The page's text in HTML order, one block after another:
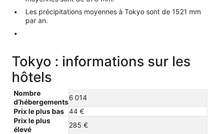
Les précipitations moyennes à Tokyo sont de 1521 mm
par an.
Tokyo : informations sur les
hôtels
Nombre
d’hébergements
6 014
Prix le plus bas 44 €
Prix le plus
élevé
285 €